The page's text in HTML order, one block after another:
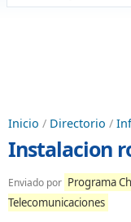
Inicio / Directorio /
Instalacion
Enviado por Programa
Telecomunicaciones